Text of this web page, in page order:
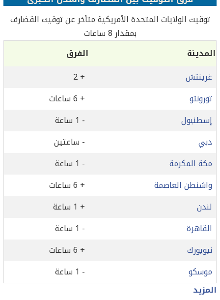
توقيت الولايات المتحدة الأمريكية متأخر عن توقيت القضارف
بمقدار 8 ساعات
المدينة
الفرق
غرينتش
+ 2
تورونتو
+ 6 ساعات
إسطنبول
- 1 ساعة
دبي
- ساعتين
مكة المكرمة
- 1 ساعة
واشنطن العاصمة
+ 6 ساعات
لندن
+ 1 ساعة
القاهرة
- 1 ساعة
نيويورك
+ 6 ساعات
موسكو
- 1 ساعة
المزيد